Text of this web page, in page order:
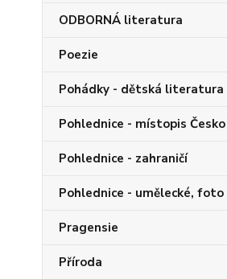
ODBORNÁ literatura
Poezie
Pohádky - dětská literatura
Pohlednice - místopis Česko
Pohlednice - zahraničí
Pohlednice - umělecké, foto
Pragensie
Příroda